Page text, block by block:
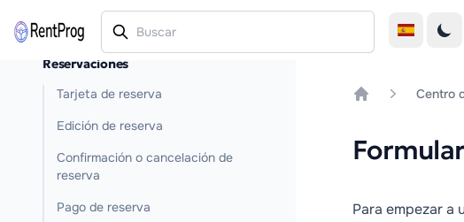
Reservaciones
Tarjeta de reserva
Edición de reserva
Confirmación o cancelación de
reserva
Pago de reserva
Centro
Para empezar a